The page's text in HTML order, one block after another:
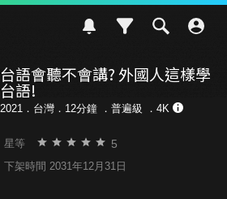
台語會聽不會講? 外國人這樣學
台語!
2021．台灣．12分鐘 ． 普遍級 ．4K
星等 5
下架時間 2031年12月31日